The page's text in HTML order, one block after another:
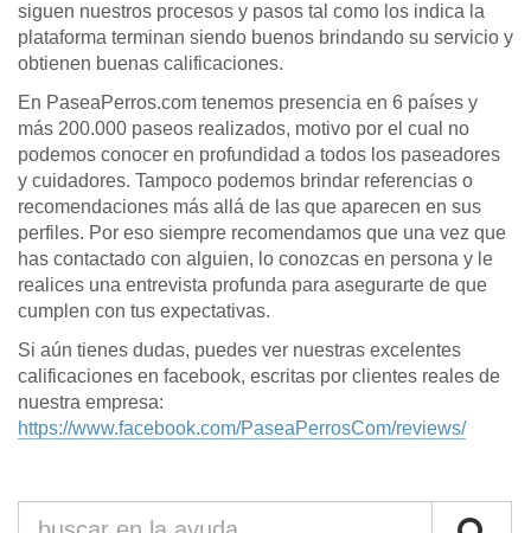
siguen nuestros procesos y pasos tal como los indica la
plataforma terminan siendo buenos brindando su servicio y
obtienen buenas calificaciones.
En PaseaPerros.com tenemos presencia en 6 países y
más 200.000 paseos realizados, motivo por el cual no
podemos conocer en profundidad a todos los paseadores
y cuidadores. Tampoco podemos brindar referencias o
recomendaciones más allá de las que aparecen en sus
perfiles. Por eso siempre recomendamos que una vez que
has contactado con alguien, lo conozcas en persona y le
realices una entrevista profunda para asegurarte de que
cumplen con tus expectativas.
Si aún tienes dudas, puedes ver nuestras excelentes
calificaciones en facebook, escritas por clientes reales de
nuestra empresa:
https://www.facebook.com/PaseaPerrosCom/reviews/